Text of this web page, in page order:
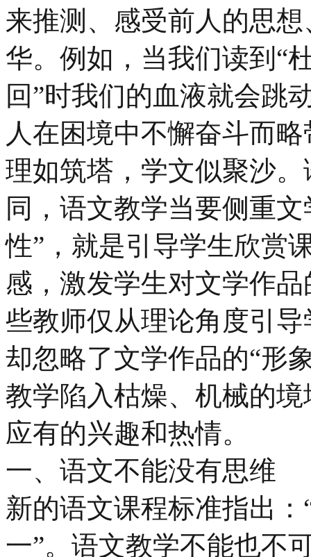
来推测、感受前人的思
华。例如，当我们读到“
回”时我们的血液就会跳
人在困境中不懈奋斗而
理如筑塔，学文似聚沙
同，语文教学当要侧重
性”，就是引导学生欣赏
感，激发学生对文学作
些教师仅从理论角度引
却忽略了文学作品的“形
教学陷入枯燥、机械的
应有的兴趣和热情。
一、语文不能没有思维
新的语文课程标准指出
一”。语文教学不能也不